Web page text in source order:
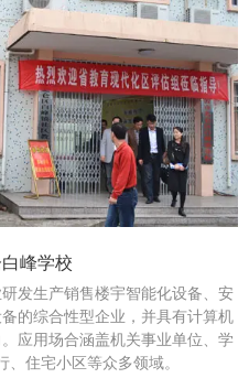
峰学校
发生产销售楼宇智能化设备、安
的综合性型企业，并具有计算机
应用场合涵盖机关事业单位、学
住宅小区等众多领域。